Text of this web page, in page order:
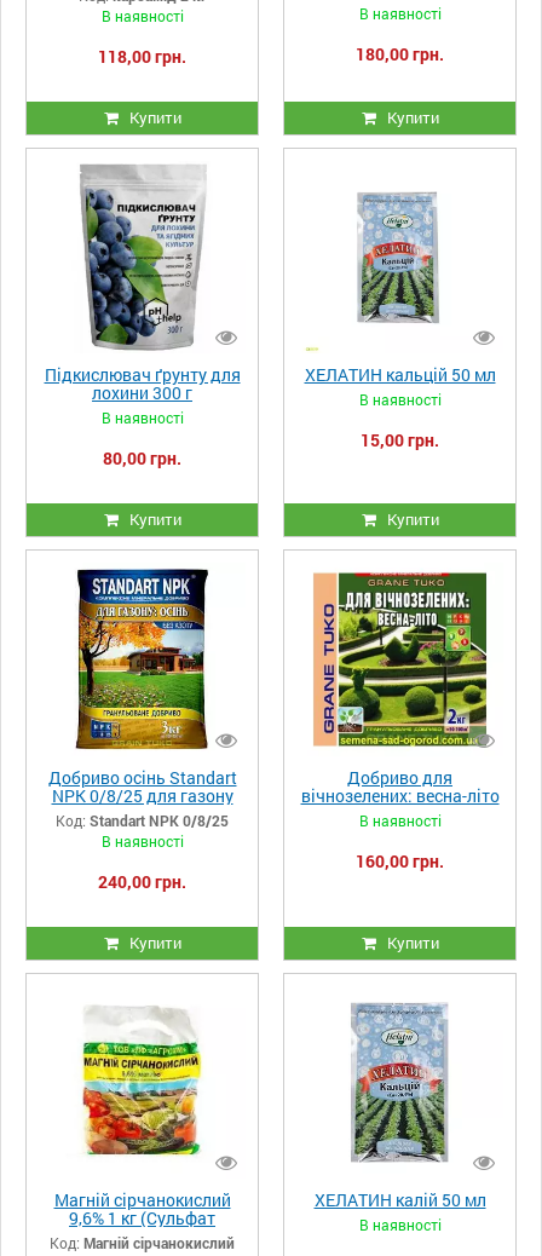
В наявності
118,00 грн.
Купити
В наявності
180,00 грн.
Купити
Підкислювач ґрунту для
лохини 300 г
В наявності
80,00 грн.
Купити
ХЕЛАТИН кальцій 50 мл
В наявності
15,00 грн.
Купити
Добриво осінь Standart
NPK 0/8/25 для газону
Код: Standart NPK 0/8/25
В наявності
240,00 грн.
Купити
Добриво для
вічнозелених: весна-літо
2 кг
В наявності
160,00 грн.
Купити
Магній сірчанокислий
9,6% 1 кг (Сульфат
магнію)
Код: Магній сірчанокислий
ХЕЛАТИН калій 50 мл
В наявності